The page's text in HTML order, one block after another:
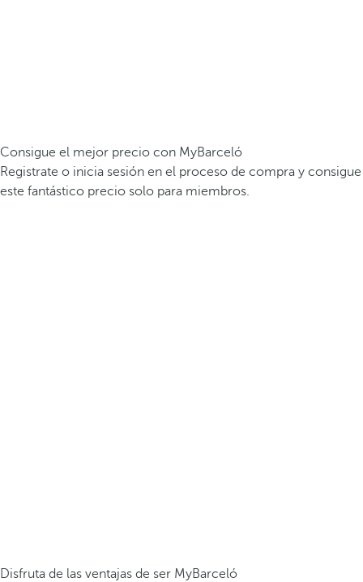
Consigue el mejor precio con MyBarceló
Registrate o inicia sesión en el proceso de compra y consigue
este fantástico precio solo para miembros.
Disfruta de las ventajas de ser MyBarceló